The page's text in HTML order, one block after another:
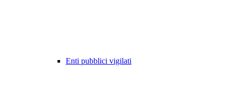
Enti pubblici vigilati